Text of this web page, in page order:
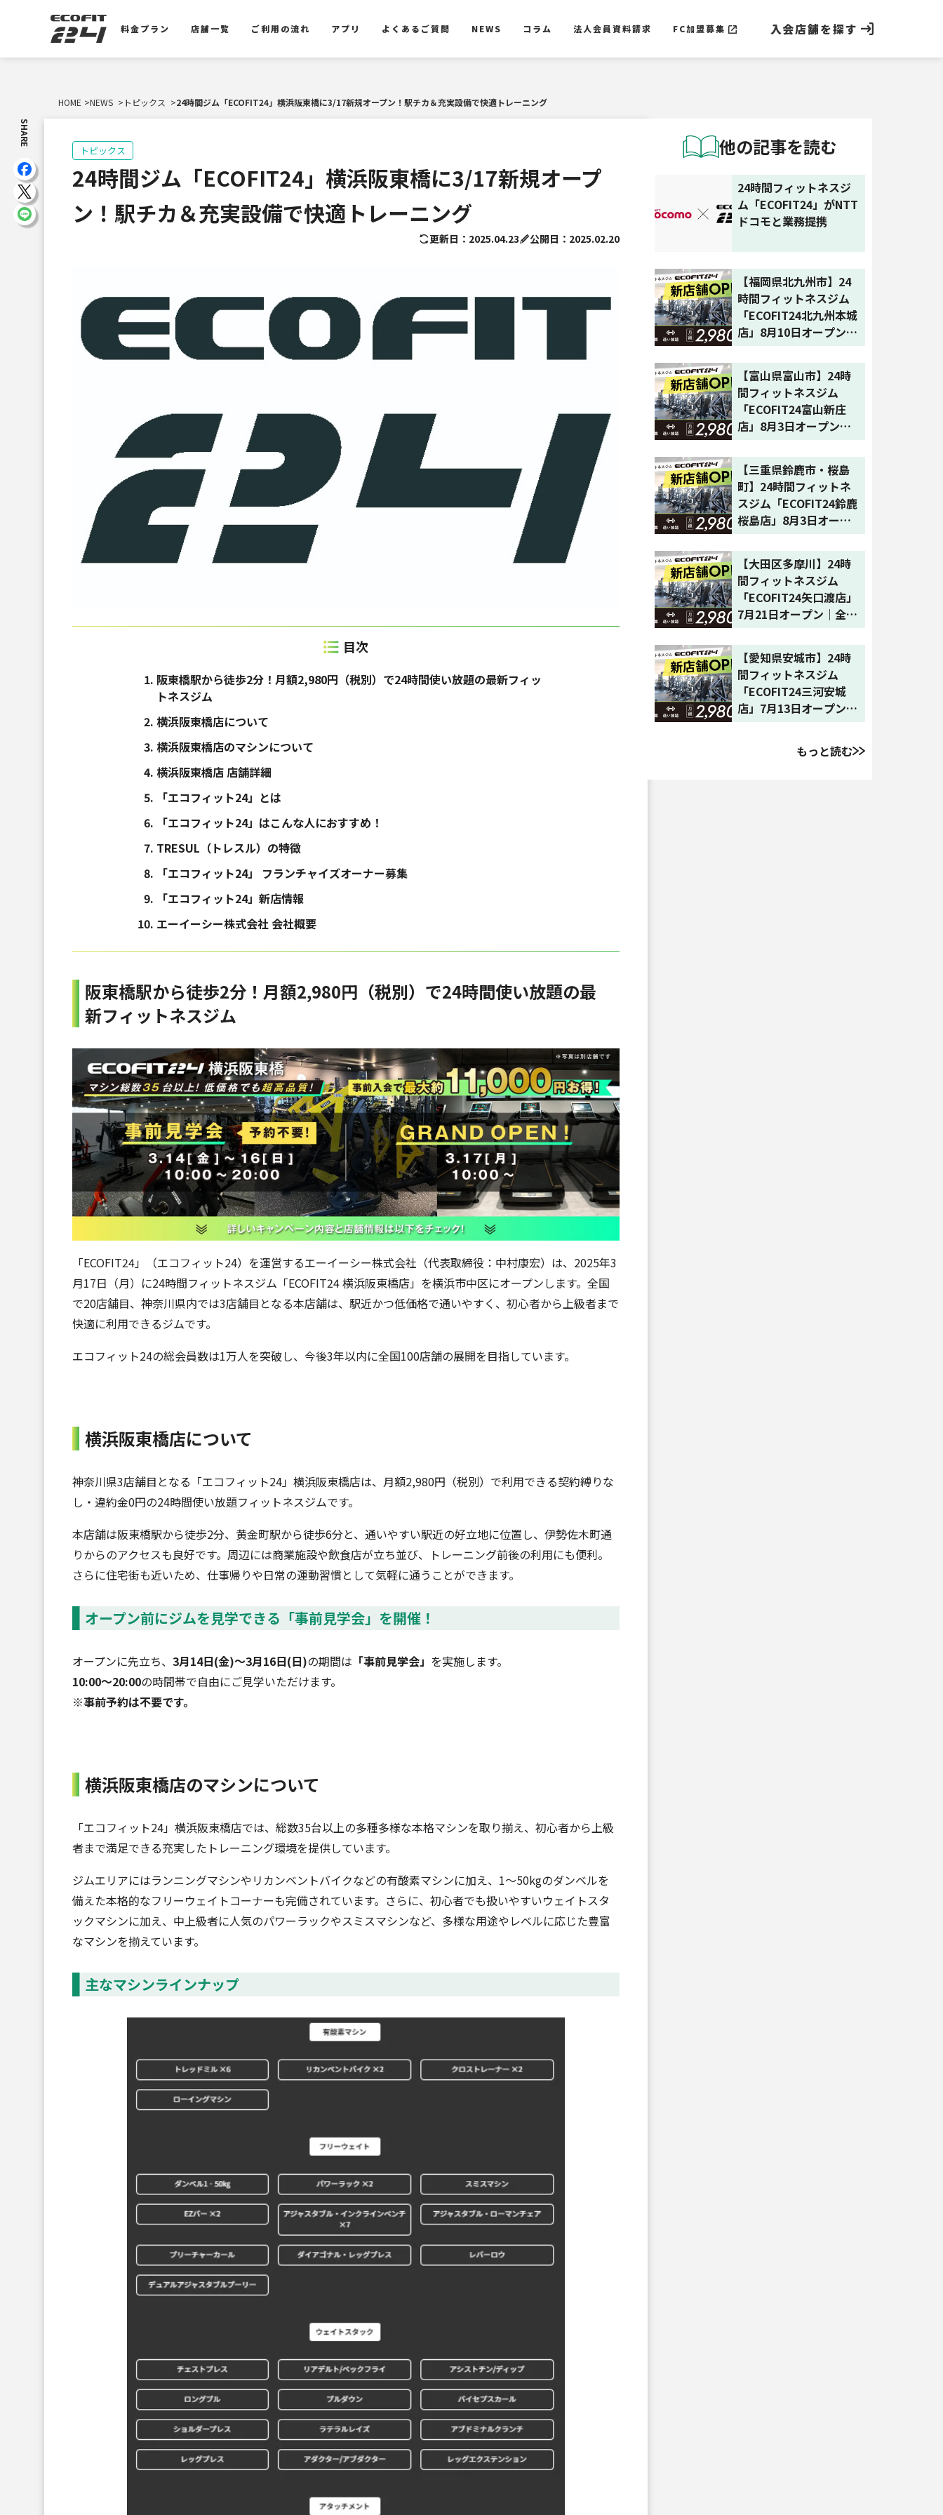
料金プラン
店舗一覧
ご利用の流れ
アプリ
よくあるご質問
NEWS
コラム
法人会員資料請求
FC加盟募集
入会店舗を探す
HOME NEWS トピックス 24時間ジム「ECOFIT24」横浜阪東橋に3/17新規オープン！駅チカ＆充実設備で快適トレーニング
更新日：2025.04.23 公開日：2025.02.20
トピックス
24時間ジム「ECOFIT24」横浜阪東橋に3/17新規オープ
ン！駅チカ＆充実設備で快適トレーニング
SHARE
阪東橋駅から徒歩2分！月額2,980円（税別）で24時間使い放題の最新フィッ
トネスジム
横浜阪東橋店について
横浜阪東橋店のマシンについて
横浜阪東橋店 店舗詳細
「エコフィット24」とは
「エコフィット24」はこんな人におすすめ！
TRESUL（トレスル）の特徴
「エコフィット24」 フランチャイズオーナー募集
「エコフィット24」新店情報
エーイーシー株式会社 会社概要
阪東橋駅から徒歩2分！月額2,980円（税別）で24時間使い放題の最
新フィットネスジム
「ECOFIT24」（エコフィット24）を運営するエーイーシー株式会社（代表取締役：中村康宏）は、2025年3
月17日（月）に24時間フィットネスジム「ECOFIT24 横浜阪東橋店」を横浜市中区にオープンします。全国
で20店舗目、神奈川県内では3店舗目となる本店舗は、駅近かつ低価格で通いやすく、初心者から上級者まで
快適に利用できるジムです。
エコフィット24の総会員数は1万人を突破し、今後3年以内に全国100店舗の展開を目指しています。
横浜阪東橋店について
神奈川県3店舗目となる「エコフィット24」横浜阪東橋店は、月額2,980円（税別）で利用できる契約縛りな
し・違約金0円の24時間使い放題フィットネスジムです。
本店舗は阪東橋駅から徒歩2分、黄金町駅から徒歩6分と、通いやすい駅近の好立地に位置し、伊勢佐木町通
りからのアクセスも良好です。周辺には商業施設や飲食店が立ち並び、トレーニング前後の利用にも便利。
さらに住宅街も近いため、仕事帰りや日常の運動習慣として気軽に通うことができます。
オープン前にジムを見学できる「事前見学会」を開催！
オープンに先立ち、 3月14日(金)〜3月16日(日)の期間は 「事前見学会」 を実施します。
10:00〜20:00の時間帯で自由にご見学いただけます。
※事前予約は不要です。
横浜阪東橋店のマシンについて
「エコフィット24」横浜阪東橋店では、総数35台以上の多種多様な本格マシンを取り揃え、初心者から上級
者まで満足できる充実したトレーニング環境を提供しています。
ジムエリアにはランニングマシンやリカンベントバイクなどの有酸素マシンに加え、1～50kgのダンベルを
備えた本格的なフリーウェイトコーナーも完備されています。さらに、初心者でも扱いやすいウェイトスタ
ックマシンに加え、中上級者に人気のパワーラックやスミスマシンなど、多様な用途やレベルに応じた豊富
なマシンを揃えています。
主なマシンラインナップ
他の記事を読む
24時間フィットネスジ
ム「ECOFIT24」がNTT
ドコモと業務提携
【福岡県北九州市】24
時間フィットネスジム
「ECOFIT24北九州本城
店」8月10日オープン｜
福岡県3店舗目・全国65
店舗目
【富山県富山市】24時
間フィットネスジム
「ECOFIT24富山新庄
店」8月3日オープン｜
富山県初・全国64店舗
目
【三重県鈴鹿市・桜島
町】24時間フィットネ
スジム「ECOFIT24鈴鹿
桜島店」8月3日オープ
ン｜全国63店舗目
【大田区多摩川】24時
間フィットネスジム
「ECOFIT24矢口渡店」
7月21日オープン｜全国
62店舗目
【愛知県安城市】24時
間フィットネスジム
「ECOFIT24三河安城
店」7月13日オープン｜
全国61店舗目に拡大
もっと読む